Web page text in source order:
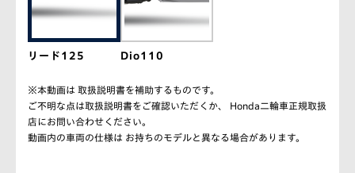
リード125 Dio110
※本動画は 取扱説明書を補助するものです。
ご不明な点は取扱説明書をご確認いただくか、 Honda二輪車正規取扱
店にお問い合わせください。
動画内の車両の仕様は お持ちのモデルと異なる場合があります。